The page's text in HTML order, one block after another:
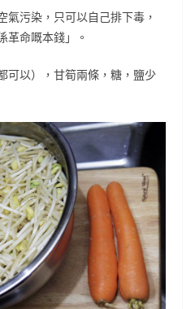
氣污染，只可以自己排下毒，
革命嘅本錢」。
可以），甘筍兩條，糖，鹽少